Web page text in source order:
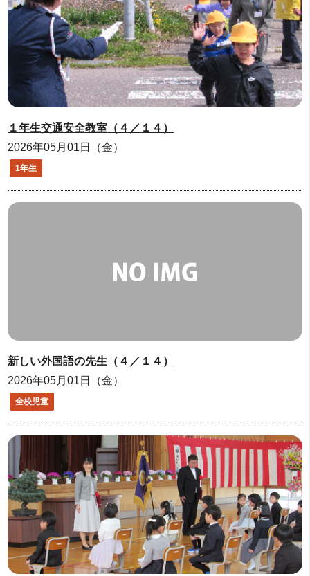
１年生交通安全教室（４／１４）
2026年05月01日（金）
1年生
新しい外国語の先生（４／１４）
2026年05月01日（金）
全校児童